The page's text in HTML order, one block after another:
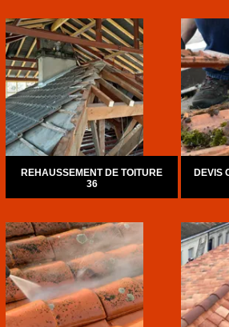
REHAUSSEMENT DE TOITURE
36
DEVIS